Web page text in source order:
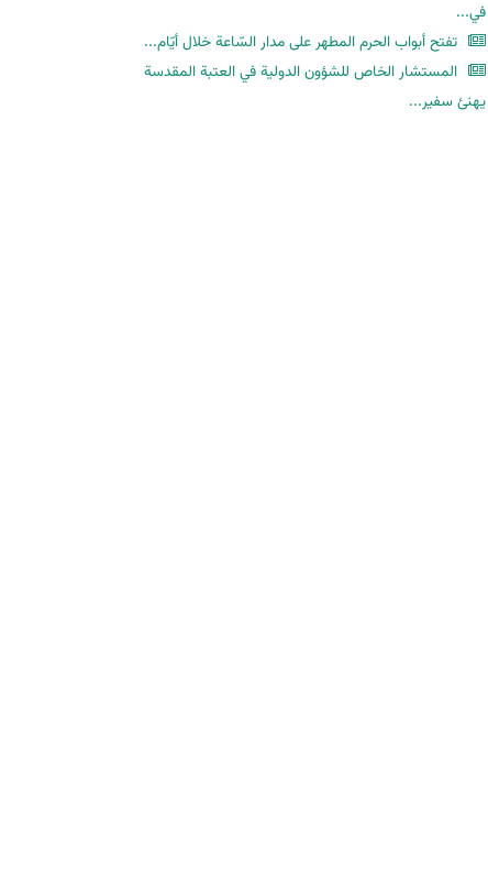
في...
تفتح أبواب الحرم المطهر على مدار السّاعة خلال أيّام...
المستشار الخاص للشؤون الدولية في العتبة المقدسة
يهنئ سفير...